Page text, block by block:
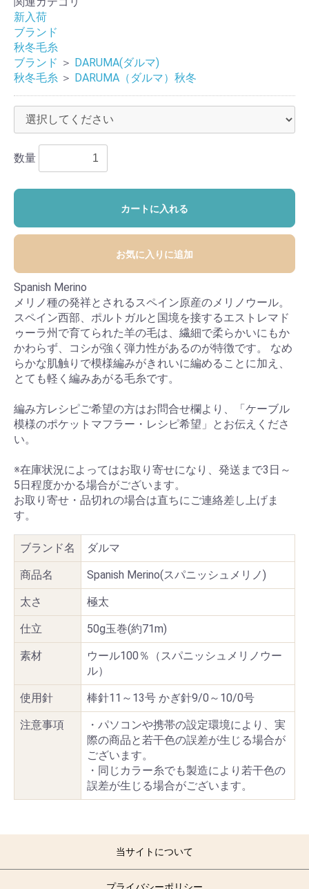
新入荷
ブランド
秋冬毛糸
ブランド ＞ DARUMA(ダルマ)
秋冬毛糸 ＞ DARUMA（ダルマ）秋冬
数量
カートに入れる
お気に入りに追加
Spanish Merino
メリノ種の発祥とされるスペイン原産のメリノウール。
スペイン西部、ポルトガルと国境を接するエストレマド
ゥーラ州で育てられた羊の毛は、繊細で柔らかいにもか
かわらず、コシが強く弾力性があるのが特徴です。 なめ
らかな肌触りで模様編みがきれいに編めることに加え、
とても軽く編みあがる毛糸です。
編み方レシピご希望の方はお問合せ欄より、「ケーブル
模様のポケットマフラー・レシピ希望」とお伝えくださ
い。
※在庫状況によってはお取り寄せになり、発送まで3日～
5日程度かかる場合がございます。
お取り寄せ・品切れの場合は直ちにご連絡差し上げま
す。
ブランド名 ダルマ
商品名 Spanish Merino(スパニッシュメリノ)
太さ 極太
仕立 50g玉巻(約71m)
素材
ウール100％（スパニッシュメリノウー
ル）
使用針 棒針11～13号 かぎ針9/0～10/0号
注意事項
・パソコンや携帯の設定環境により、実
際の商品と若干色の誤差が生じる場合が
ございます。
・同じカラー糸でも製造により若干色の
誤差が生じる場合がございます。
当サイトについて